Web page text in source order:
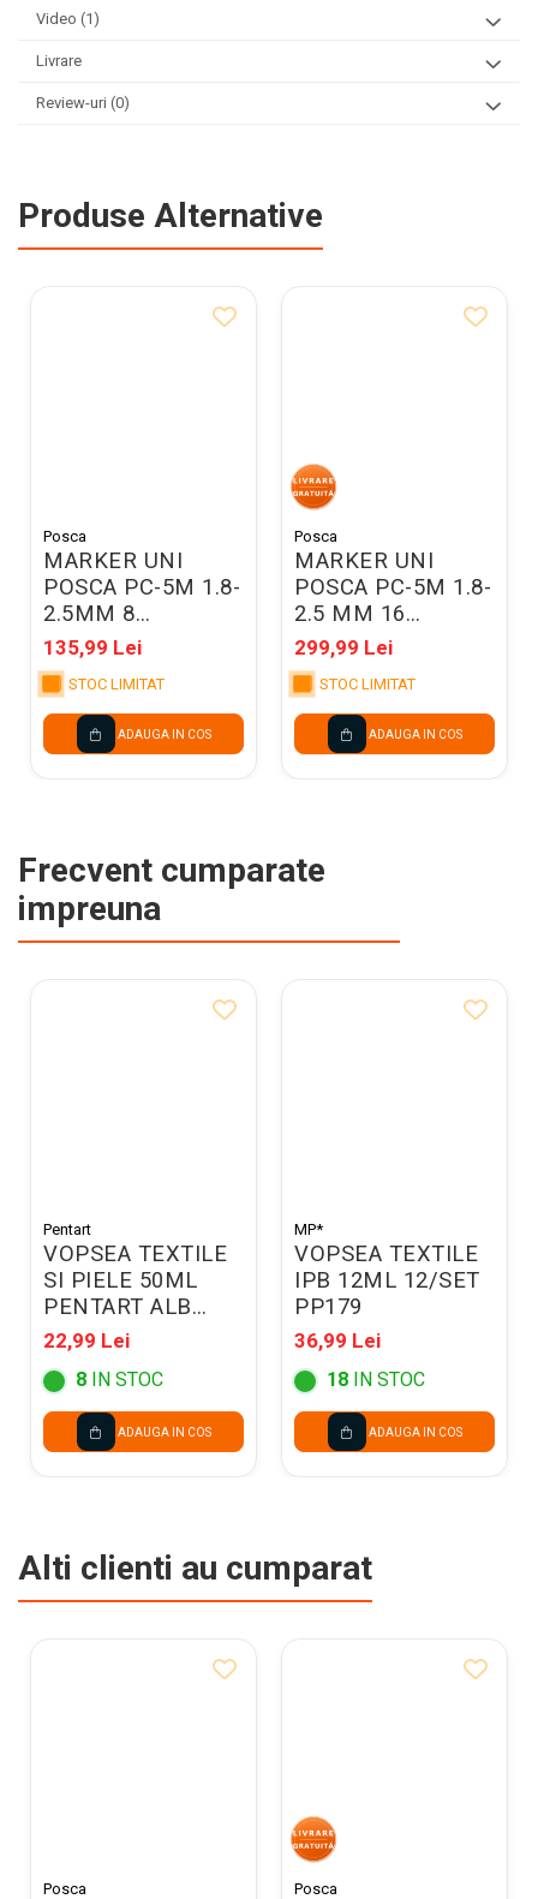
Video (1)
Livrare
Review-uri (0)
Produse Alternative
Posca
MARKER UNI
POSCA PC-5M 1.8-
2.5MM 8
CULORI/SET
M1486
135,99 Lei
STOC LIMITAT
ADAUGA IN COS
Posca
MARKER UNI
POSCA PC-5M 1.8-
2.5 MM 16
CULORI/SET
M1485
299,99 Lei
STOC LIMITAT
ADAUGA IN COS
Frecvent cumparate
impreuna
Pentart
VOPSEA TEXTILE
SI PIELE 50ML
PENTART ALB
34799
22,99 Lei
8 IN STOC
ADAUGA IN COS
MP*
VOPSEA TEXTILE
IPB 12ML 12/SET
PP179
36,99 Lei
18 IN STOC
ADAUGA IN COS
Alti clienti au cumparat
Posca Posca